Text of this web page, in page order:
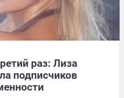
раз: Лиза
подписчиков